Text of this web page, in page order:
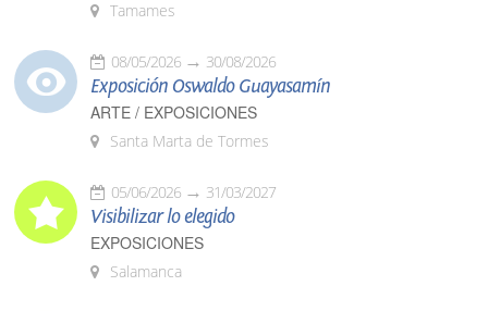
Tamames
08/05/2026 30/08/2026
Exposición Oswaldo Guayasamín
ARTE / EXPOSICIONES
Santa Marta de Tormes
05/06/2026 31/03/2027
Visibilizar lo elegido
EXPOSICIONES
Salamanca